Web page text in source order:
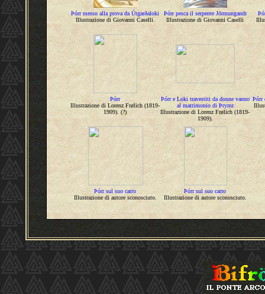
Þórr messo alla prova da Útgarðaloki
Illustrazione di Giovanni Caselli.
Þórr pesca il serpente Jörmungandr
Illustrazione di Giovanni Caselli
Þórr
Illustrazione di Lorenz Frølich (1819-
1909). (?)
Þórr e Loki travestiti da donne vanno
al matrimonio di Þrymr
Illustrazione di Lorenz Frølich (1819-
1909).
Þórr
Þórr sul suo carro
Illustrazione di autore sconosciuto.
Þórr sul suo carro
Illustrazione di autore sconosciuto.